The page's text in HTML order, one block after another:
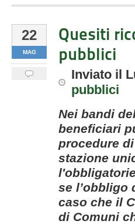
22
MAG
Quesiti
pubblici
Inviato il
pubblici
Nei bandi
beneficiari
procedure
stazione
se l’obbligo
caso che il
di Comuni